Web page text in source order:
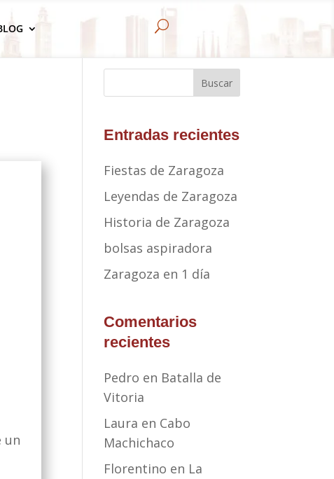
U
un
Buscar
Entradas recientes
Fiestas de Zaragoza
Leyendas de Zaragoza
Historia de Zaragoza
bolsas aspiradora
Zaragoza en 1 día
Comentarios
recientes
Pedro en Batalla de
Vitoria
Laura en Cabo
Machichaco
Florentino en La